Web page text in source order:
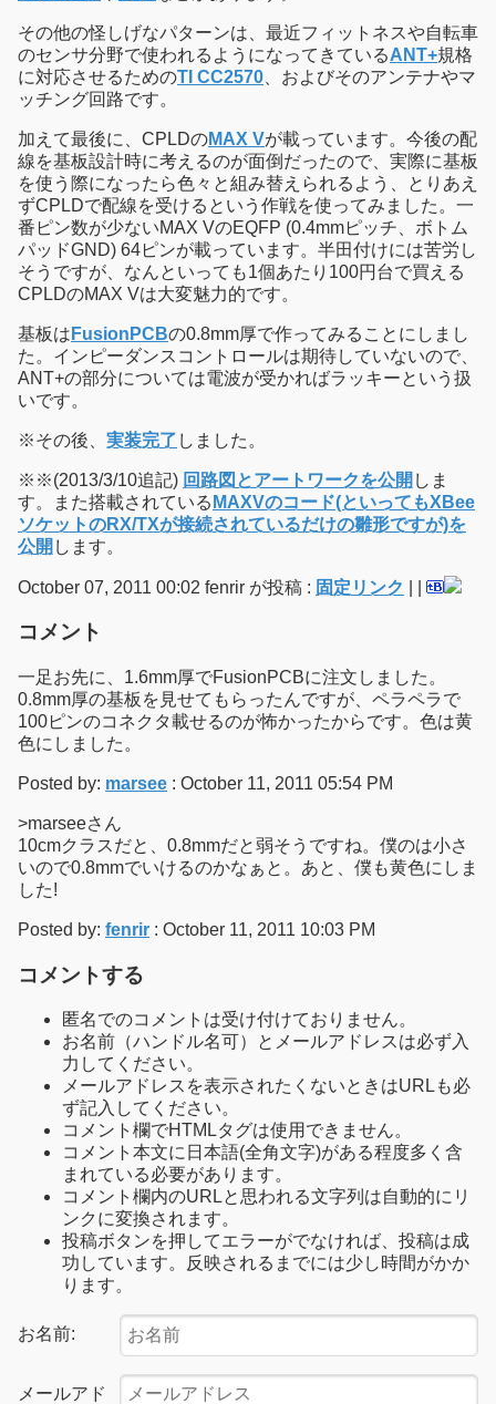
その他の怪しげなパターンは、最近フィットネスや自転車
のセンサ分野で使われるようになってきているANT+規格
に対応させるためのTI CC2570 、およびそのアンテナやマ
ッチング回路です。
加えて最後に、CPLDのMAX Vが載っています。今後の配
線を基板設計時に考えるのが面倒だったので、実際に基板
を使う際になったら色々と組み替えられるよう、とりあえ
ずCPLDで配線を受けるという作戦を使ってみました。一
番ピン数が少ないMAX VのEQFP (0.4mmピッチ、ボトム
パッドGND) 64ピンが載っています。半田付けには苦労し
そうですが、なんといっても1個あたり100円台で買える
CPLDのMAX Vは大変魅力的です。
基板は FusionPCBの0.8mm厚で作ってみることにしまし
た。インピーダンスコントロールは期待していないので、
ANT+の部分については電波が受かればラッキーという扱
いです。
※その後、 実装完了 しました。
※※(2013/3/10追記) 回路図とアートワークを公開 しま
す。また搭載されている MAXVのコード(といってもXBee
ソケットのRX/TXが接続されているだけの雛形ですが)を
公開 します。
October 07, 2011 00:02 fenrir が投稿 : 固定リンク
コメント
一足お先に、1.6mm厚でFusionPCBに注文しました。
0.8mm厚の基板を見せてもらったんですが、ペラペラで
100ピンのコネクタ載せるのが怖かったからです。色は黄
色にしました。
Posted by: marsee : October 11, 2011 05:54 PM
>marseeさん
10cmクラスだと、0.8mmだと弱そうですね。僕のは小さ
いので0.8mmでいけるのかなぁと。あと、僕も黄色にしま
した!
Posted by: fenrir : October 11, 2011 10:03 PM
コメントする
匿名でのコメントは受け付けておりません。
お名前（ハンドル名可）とメールアドレスは必ず入
力してください。
メールアドレスを表示されたくないときはURLも必
ず記入してください。
コメント欄でHTMLタグは使用できません。
コメント本文に日本語(全角文字)がある程度多く含
まれている必要があります。
コメント欄内のURLと思われる文字列は自動的にリ
ンクに変換されます。
投稿ボタンを押してエラーがでなければ、投稿は成
功しています。反映されるまでには少し時間がかか
ります。
お名前:
メールアド